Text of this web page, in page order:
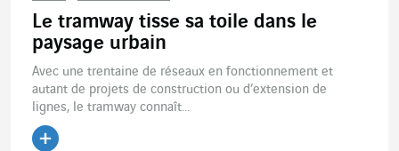
Le tramway tisse sa toile dans le
paysage urbain
Avec une trentaine de réseaux en fonctionnement et
autant de projets de construction ou d’extension de
lignes, le tramway connaît...